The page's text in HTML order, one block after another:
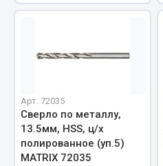
Весь раздел
Запчасти Урал
Арт. 72035
Сверло по металлу,
13.5мм, HSS, ц/х
полированное (уп.5)
MATRIX 72035